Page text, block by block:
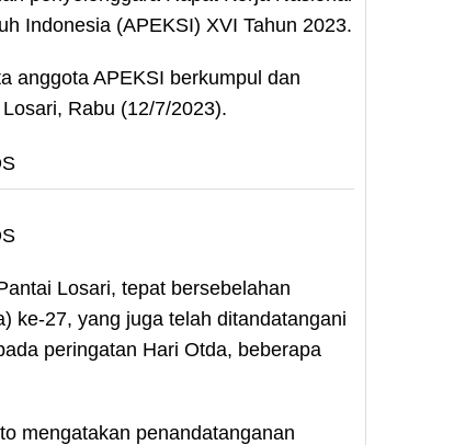
Indonesia (APEKSI) XVI Tahun 2023.
anggota APEKSI berkumpul dan
Rabu (12/7/2023).
Losari, tepat bersebelahan
ke-27, yang juga telah ditandatangani
peringatan Hari Otda, beberapa
mengatakan penandatanganan